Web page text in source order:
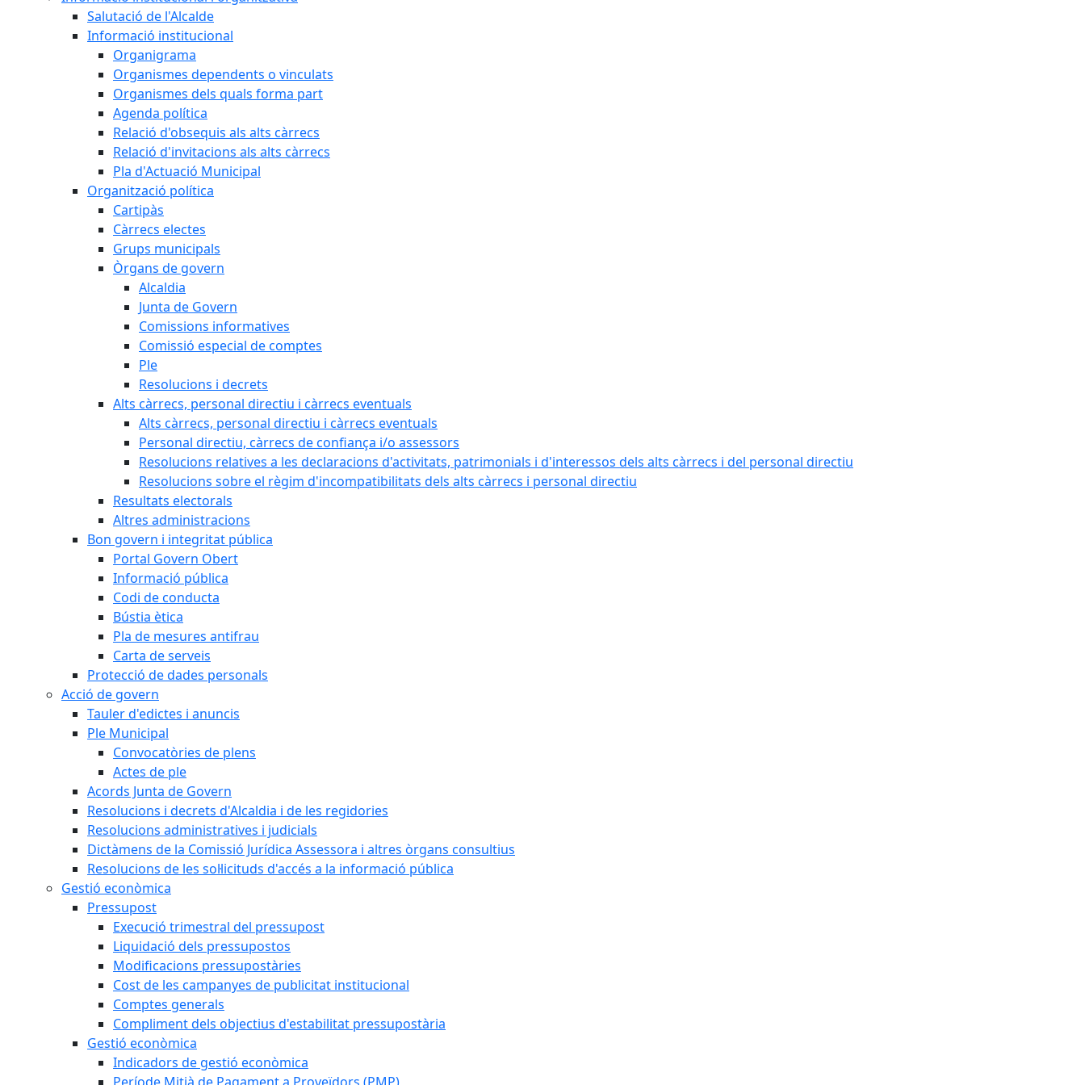
Salutació de l'Alcalde
Informació institucional
Organigrama
Organismes dependents o vinculats
Organismes dels quals forma part
Agenda política
Relació d'obsequis als alts càrrecs
Relació d'invitacions als alts càrrecs
Pla d'Actuació Municipal
Organització política
Cartipàs
Càrrecs electes
Grups municipals
Òrgans de govern
Alcaldia
Junta de Govern
Comissions informatives
Comissió especial de comptes
Ple
Resolucions i decrets
Alts càrrecs, personal directiu i càrrecs eventuals
Alts càrrecs, personal directiu i càrrecs eventuals
Personal directiu, càrrecs de confiança i/o assessors
Resolucions relatives a les declaracions d'activitats, patrimonials i d'interessos dels alts càrrecs i del personal directiu
Resolucions sobre el règim d'incompatibilitats dels alts càrrecs i personal directiu
Resultats electorals
Altres administracions
Bon govern i integritat pública
Portal Govern Obert
Informació pública
Codi de conducta
Bústia ètica
Pla de mesures antifrau
Carta de serveis
Protecció de dades personals
Acció de govern
Tauler d'edictes i anuncis
Ple Municipal
Convocatòries de plens
Actes de ple
Acords Junta de Govern
Resolucions i decrets d'Alcaldia i de les regidories
Resolucions administratives i judicials
Dictàmens de la Comissió Jurídica Assessora i altres òrgans consultius
Resolucions de les sol·licituds d'accés a la informació pública
Gestió econòmica
Pressupost
Execució trimestral del pressupost
Liquidació dels pressupostos
Modificacions pressupostàries
Cost de les campanyes de publicitat institucional
Comptes generals
Compliment dels objectius d'estabilitat pressupostària
Gestió econòmica
Indicadors de gestió econòmica